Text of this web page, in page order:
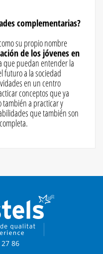
complementarias?
su propio nombre
de los jóvenes en
que puedan entender la
futuro a la sociedad
en un centro
conceptos que ya
a practicar y
que también son
86